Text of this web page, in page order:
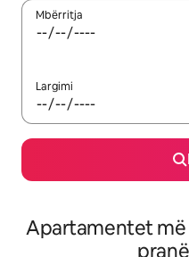
Mbërritja
Largimi
Apartamentet më